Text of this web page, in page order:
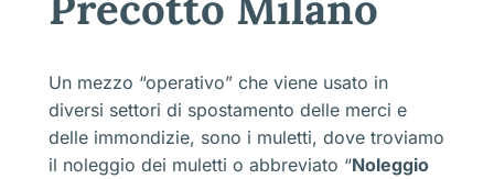
Un mezzo “operativo” che viene usato in
diversi settori di spostamento delle merci e
delle immondizie, sono i muletti, dove troviamo
il noleggio dei muletti o abbreviato “Noleggio